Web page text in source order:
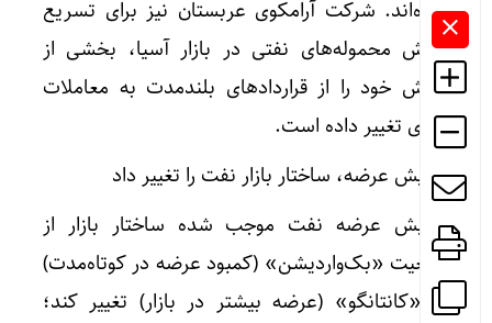
کرده‌اند. شرکت آرامکوی عربستان نیز برای تسریع
فروش محموله‌های نفتی در بازار آسیا، بخشی از
فروش خود را از قراردادهای بلندمدت به معاملات
نقدی تغییر داده است.
افزایش عرضه، ساختار بازار نفت را تغییر داد
افزایش عرضه نفت موجب شده ساختار بازار از
وضعیت «بک‌واردیشن» (کمبود عرضه در کوتاه‌مدت)
به «کانتانگو» (عرضه بیشتر در بازار) تغییر کند؛